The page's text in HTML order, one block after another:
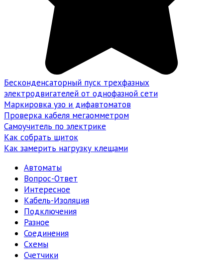
Бесконденсаторный пуск трехфазных
электродвигателей от однофазной сети
Маркировка узо и дифавтоматов
Проверка кабеля мегаомметром
Самоучитель по электрике
Как собрать щиток
Как замерить нагрузку клещами
Автоматы
Вопрос-Ответ
Интересное
Кабель-Изоляция
Подключения
Разное
Соединения
Схемы
Счетчики